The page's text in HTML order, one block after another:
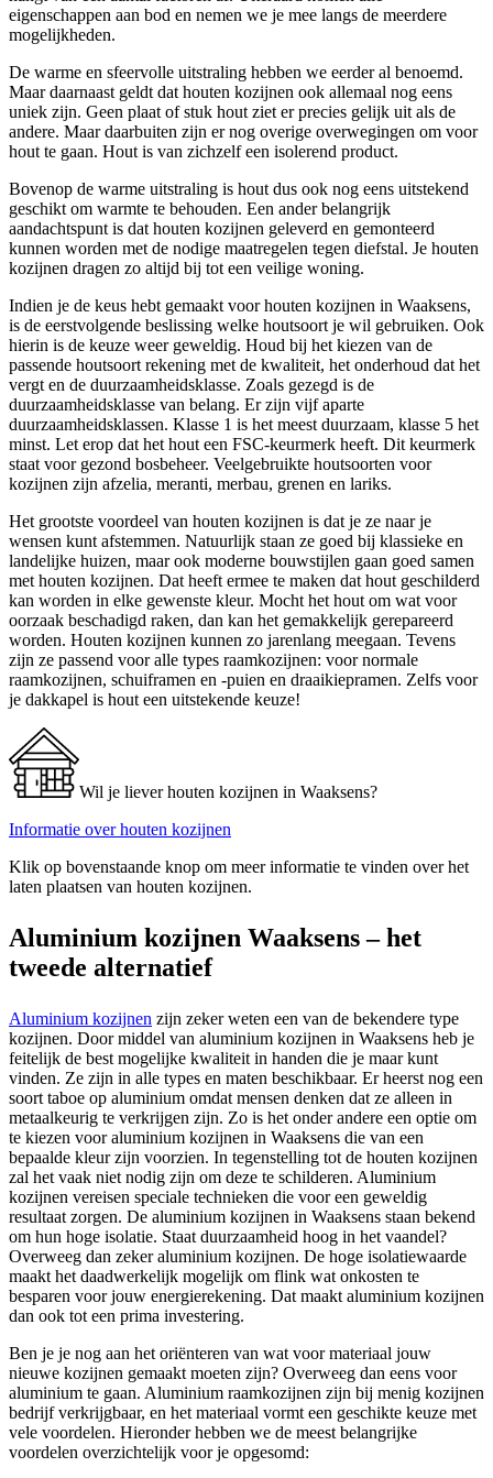
eigenschappen aan bod en nemen we je mee langs de meerdere
mogelijkheden.
De warme en sfeervolle uitstraling hebben we eerder al benoemd.
Maar daarnaast geldt dat houten kozijnen ook allemaal nog eens
uniek zijn. Geen plaat of stuk hout ziet er precies gelijk uit als de
andere. Maar daarbuiten zijn er nog overige overwegingen om voor
hout te gaan. Hout is van zichzelf een isolerend product.
Bovenop de warme uitstraling is hout dus ook nog eens uitstekend
geschikt om warmte te behouden. Een ander belangrijk
aandachtspunt is dat houten kozijnen geleverd en gemonteerd
kunnen worden met de nodige maatregelen tegen diefstal. Je houten
kozijnen dragen zo altijd bij tot een veilige woning.
Indien je de keus hebt gemaakt voor houten kozijnen in Waaksens,
is de eerstvolgende beslissing welke houtsoort je wil gebruiken. Ook
hierin is de keuze weer geweldig. Houd bij het kiezen van de
passende houtsoort rekening met de kwaliteit, het onderhoud dat het
vergt en de duurzaamheidsklasse. Zoals gezegd is de
duurzaamheidsklasse van belang. Er zijn vijf aparte
duurzaamheidsklassen. Klasse 1 is het meest duurzaam, klasse 5 het
minst. Let erop dat het hout een FSC-keurmerk heeft. Dit keurmerk
staat voor gezond bosbeheer. Veelgebruikte houtsoorten voor
kozijnen zijn afzelia, meranti, merbau, grenen en lariks.
Het grootste voordeel van houten kozijnen is dat je ze naar je
wensen kunt afstemmen. Natuurlijk staan ze goed bij klassieke en
landelijke huizen, maar ook moderne bouwstijlen gaan goed samen
met houten kozijnen. Dat heeft ermee te maken dat hout geschilderd
kan worden in elke gewenste kleur. Mocht het hout om wat voor
oorzaak beschadigd raken, dan kan het gemakkelijk gerepareerd
worden. Houten kozijnen kunnen zo jarenlang meegaan. Tevens
zijn ze passend voor alle types raamkozijnen: voor normale
raamkozijnen, schuiframen en -puien en draaikiepramen. Zelfs voor
je dakkapel is hout een uitstekende keuze!
Wil je liever houten kozijnen in Waaksens?
Informatie over houten kozijnen
Klik op bovenstaande knop om meer informatie te vinden over het
laten plaatsen van houten kozijnen.
Aluminium kozijnen Waaksens – het
tweede alternatief
Aluminium kozijnen zijn zeker weten een van de bekendere type
kozijnen. Door middel van aluminium kozijnen in Waaksens heb je
feitelijk de best mogelijke kwaliteit in handen die je maar kunt
vinden. Ze zijn in alle types en maten beschikbaar. Er heerst nog een
soort taboe op aluminium omdat mensen denken dat ze alleen in
metaalkeurig te verkrijgen zijn. Zo is het onder andere een optie om
te kiezen voor aluminium kozijnen in Waaksens die van een
bepaalde kleur zijn voorzien. In tegenstelling tot de houten kozijnen
zal het vaak niet nodig zijn om deze te schilderen. Aluminium
kozijnen vereisen speciale technieken die voor een geweldig
resultaat zorgen. De aluminium kozijnen in Waaksens staan bekend
om hun hoge isolatie. Staat duurzaamheid hoog in het vaandel?
Overweeg dan zeker aluminium kozijnen. De hoge isolatiewaarde
maakt het daadwerkelijk mogelijk om flink wat onkosten te
besparen voor jouw energierekening. Dat maakt aluminium kozijnen
dan ook tot een prima investering.
Ben je je nog aan het oriënteren van wat voor materiaal jouw
nieuwe kozijnen gemaakt moeten zijn? Overweeg dan eens voor
aluminium te gaan. Aluminium raamkozijnen zijn bij menig kozijnen
bedrijf verkrijgbaar, en het materiaal vormt een geschikte keuze met
vele voordelen. Hieronder hebben we de meest belangrijke
voordelen overzichtelijk voor je opgesomd: